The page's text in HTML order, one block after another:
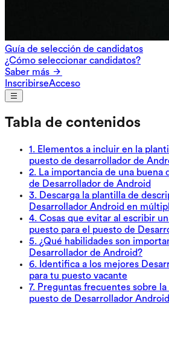
Guía de selección de candidatos
¿Cómo seleccionar candidatos?
Saber más
InscribirseAcceso
Tabla de contenidos
1 . Elementos a incluir en la
puesto de desarrollador de
2. La importancia de una buena
de Desarrollador de Android
3. Descarga la plantilla de
Desarrollador Android en
4. Cosas que evitar al escribir
puesto para el puesto de
5. ¿Qué habilidades son
Desarrollador de Android?
6. Identifica a los mejores
para tu puesto vacante
7. Preguntas frecuentes sobre la
puesto de Desarrollador Android